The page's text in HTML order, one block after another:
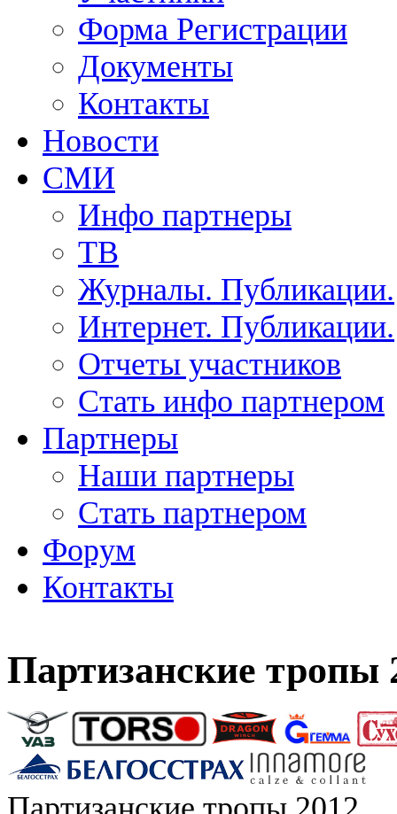
Форма Регистрации
Документы
Контакты
Новости
СМИ
Инфо партнеры
ТВ
Журналы. Публикации.
Интернет. Публикации.
Отчеты участников
Стать инфо партнером
Партнеры
Наши партнеры
Стать партнером
Форум
Контакты
Партизанские тропы